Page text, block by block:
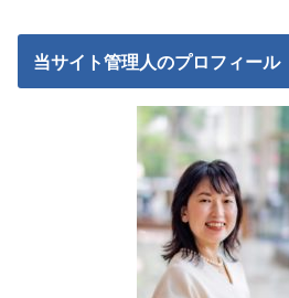
当サイト管理人のプロフィール